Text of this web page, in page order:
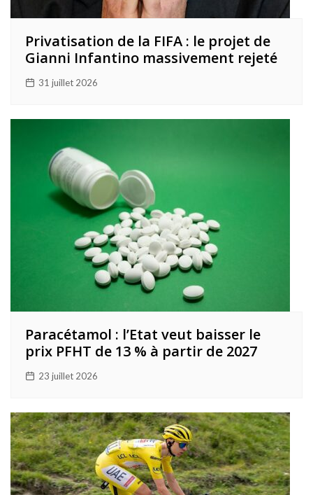
Privatisation de la FIFA : le projet de
Gianni Infantino massivement rejeté
31 juillet 2026
Paracétamol : l’Etat veut baisser le
prix PFHT de 13 % à partir de 2027
23 juillet 2026